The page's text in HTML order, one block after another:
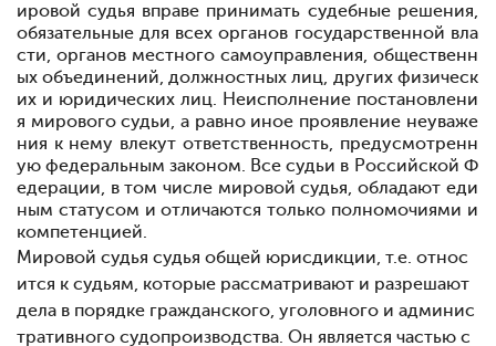
ировой судья вправе принимать судебные решения,
обязательные для всех органов государственной вла
сти, органов местного самоуправления, общественн
ых объединений, должностных лиц, других физическ
их и юридических лиц. Неисполнение постановлени
я мирового судьи, а равно иное проявление неуваже
ния к нему влекут ответственность, предусмотренн
ую федеральным законом. Все судьи в Российской Ф
едерации, в том числе мировой судья, обладают еди
ным статусом и отличаются только полномочиями и
компетенцией.
Мировой судья судья общей юрисдикции, т.е. относ
ится к судьям, которые рассматривают и разрешают
дела в порядке гражданского, уголовного и админис
тративного судопроизводства. Он является частью с